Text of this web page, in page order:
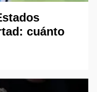
cuánto